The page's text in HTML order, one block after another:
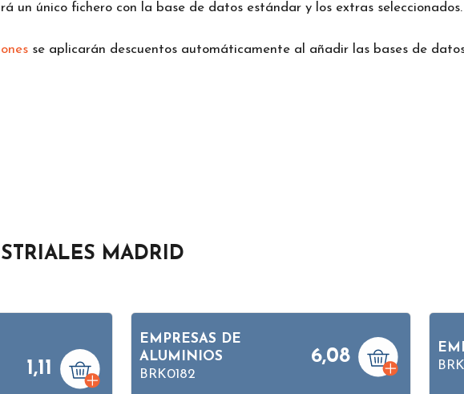
un único fichero con la base de datos estándar y los extras seleccionados.
se aplicarán descuentos automáticamente al añadir las bases de
MADRID
1,11
EMPRESAS DE
ALUMINIOS
BRK0182
6,08